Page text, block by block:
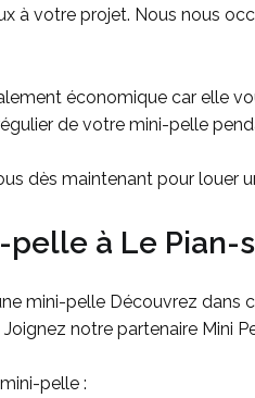
à votre projet. Nous nous
économique car elle
de votre mini-pelle
dès maintenant pour
à Le Pian-
mini-pelle Découvrez
notre partenaire Mini
pelle :